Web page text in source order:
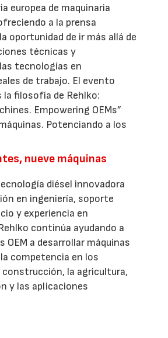
europea de maquinaria
a la prensa
oportunidad de ir más allá de
técnicas y
tecnologías en
de trabajo. El evento
la filosofía de Rehlko:
Empowering OEMs”
Potenciando a los
nueve máquinas
diésel innovadora
en ingeniería, soporte
y experiencia en
continúa ayudando a
OEM a desarrollar máquinas
competencia en los
construcción, la agricultura,
y las aplicaciones